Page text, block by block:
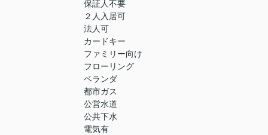
保証人不要
２人入居可
法人可
カードキー
ファミリー向け
フローリング
ベランダ
都市ガス
公営水道
公共下水
電気有